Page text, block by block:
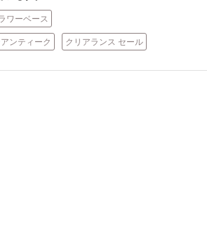
ワーベース
ンティーク クリアランス セール